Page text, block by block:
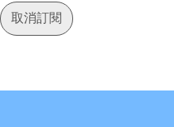
取消訂閱